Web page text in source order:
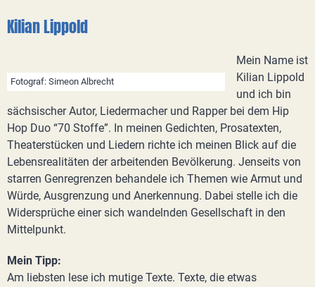
Kilian Lippold
Fotograf: Simeon Albrecht
Mein Name ist
Kilian Lippold
und ich bin
sächsischer Autor, Liedermacher und Rapper bei dem Hip
Hop Duo “70 Stoffe”. In meinen Gedichten, Prosatexten,
Theaterstücken und Liedern richte ich meinen Blick auf die
Lebensrealitäten der arbeitenden Bevölkerung. Jenseits von
starren Genregrenzen behandele ich Themen wie Armut und
Würde, Ausgrenzung und Anerkennung. Dabei stelle ich die
Widersprüche einer sich wandelnden Gesellschaft in den
Mittelpunkt.
Mein Tipp:
Am liebsten lese ich mutige Texte. Texte, die etwas